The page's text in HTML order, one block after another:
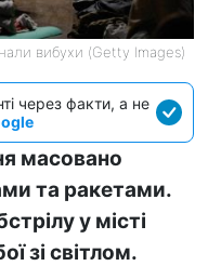
вибухи (Getty Images)
через факти, а не
масовано
та ракетами.
у місті
зі світлом.